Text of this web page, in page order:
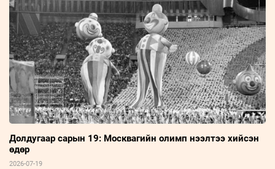
Долдугаар сарын 19: Москвагийн олимп нээлтээ хийсэн
өдөр
2026-07-19